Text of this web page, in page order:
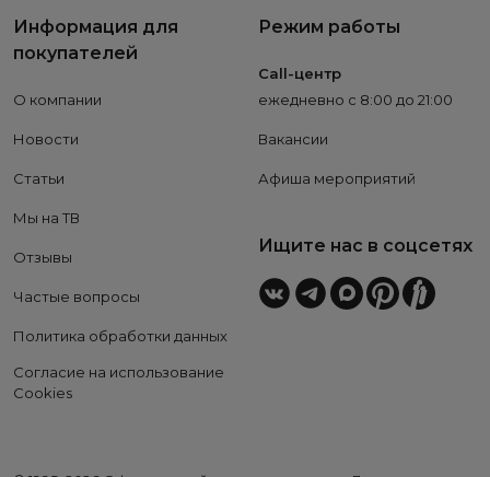
Информация для
покупателей
О компании
Новости
Статьи
Мы на ТВ
Отзывы
Частые вопросы
Политика обработки данных
Согласие на использование
Cookies
Режим работы
Call-центр
ежедневно с 8:00 до 21:00
Вакансии
Афиша мероприятий
Ищите нас в соцсетях